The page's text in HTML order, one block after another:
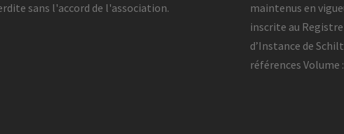
sans l'accord de l'association.
maintenus en
inscrite au
d’Instance de
références Volume